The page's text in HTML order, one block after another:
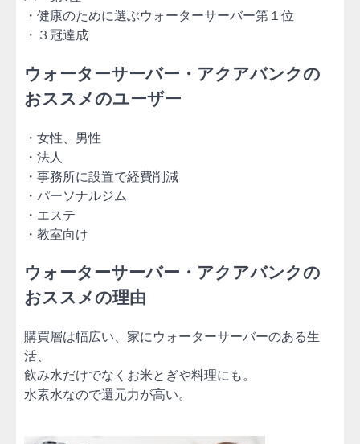
・健康のために選ぶウォーターサーバー第１位
・３冠達成
ウォーターサーバー・アクアバンクの
おススメのユーザー
・女性、男性
・法人
・事務所に設置で経費削減
・パーソナルジム
・エステ
・教室向け
ウォーターサーバー・アクアバンクの
おススメの理由
購買層は幅広い、家にウォーターサーバーのある生
活、
飲み水だけでなくお米とぎや料理にも。
水素水なので還元力が高い。